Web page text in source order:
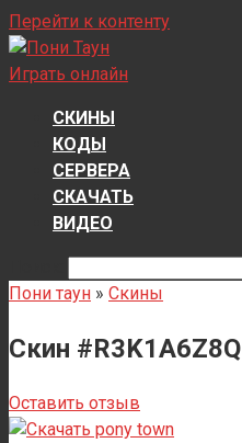
Перейти к контенту
Играть онлайн
СКИНЫ
КОДЫ
СЕРВЕРА
СКАЧАТЬ
ВИДЕО
Пони таун » Скины
Скин #R3K1A6Z8Q
Оставить отзыв